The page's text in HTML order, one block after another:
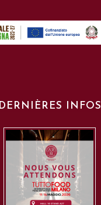
DERNIÈRES INFOS